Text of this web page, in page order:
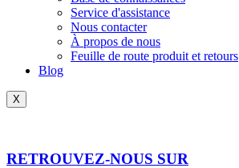
Service d'assistance
Nous contacter
À propos de nous
Feuille de route produit et retours
Blog
X
RETROUVEZ-NOUS SUR